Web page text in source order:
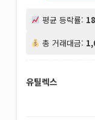
평균 등락률:
총 거래대금:
유틸렉스